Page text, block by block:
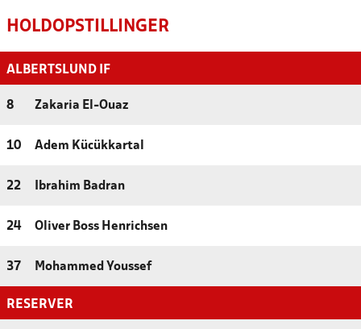
HOLDOPSTILLINGER
ALBERTSLUND IF
8 Zakaria El-Ouaz
10 Adem Kücükkartal
22 Ibrahim Badran
24 Oliver Boss Henrichsen
37 Mohammed Youssef
RESERVER